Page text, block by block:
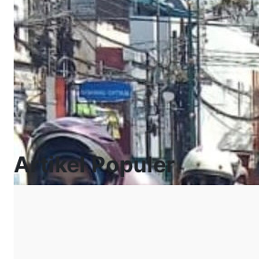
Artikel Populer